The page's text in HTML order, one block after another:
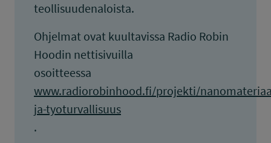
teollisuudenaloista.
Ohjelmat ovat kuultavissa Radio Robin
Hoodin nettisivuilla
osoitteessa
www.radiorobinhood.fi/projekti/
ja-tyoturvallisuus
.